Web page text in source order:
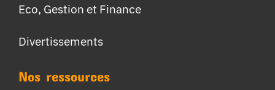
Eco, Gestion et Finance
Divertissements
Nos ressources